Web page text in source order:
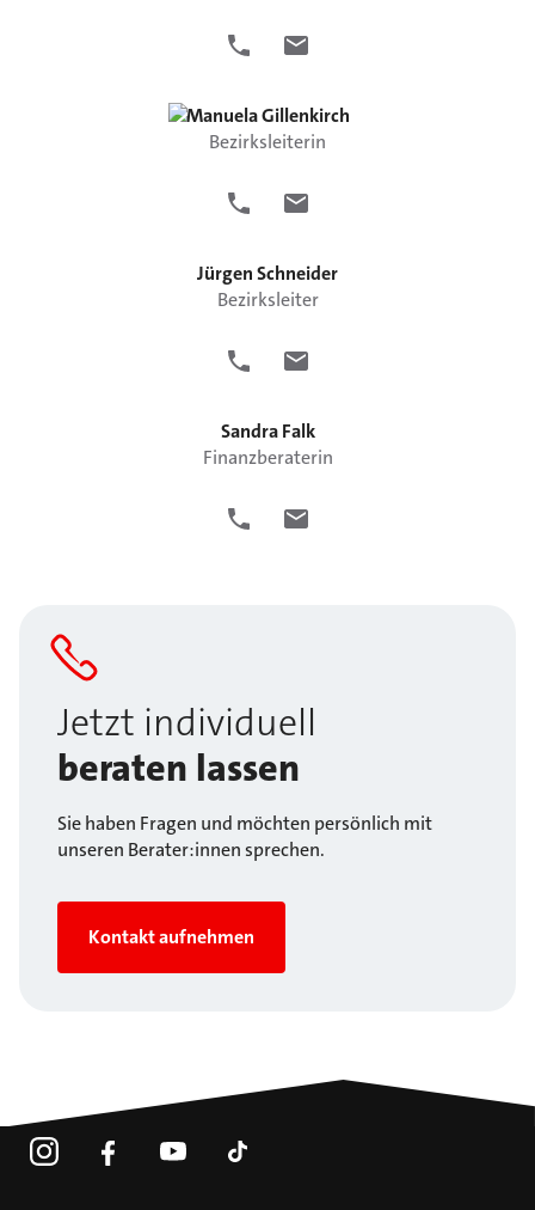
ManuelaGillenkirch
Bezirksleiterin
JürgenSchneider
Bezirksleiter
Sandra Falk
Finanzberaterin
Jetzt individuell
beraten lassen
Sie haben Fragen und möchten persönlich mit
unseren Berater:innen sprechen.
Kontakt aufnehmen